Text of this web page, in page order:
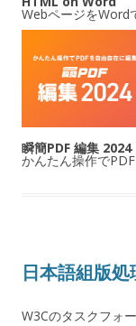
WebページをWord
瞬簡PDF 編集 2024
かんたん操作で
日本語組版
W3Cのタスクフォ